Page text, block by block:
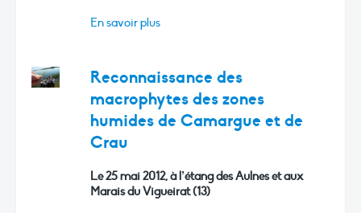
En savoir plus
Reconnaissance des
macrophytes des zones
humides de Camargue et de
Crau
Le 25 mai 2012, à l’étang des Aulnes et aux
Marais du Vigueirat (13)